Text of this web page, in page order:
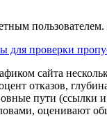
проверки
сайта
отказов,
пути (ссылки
оценивают